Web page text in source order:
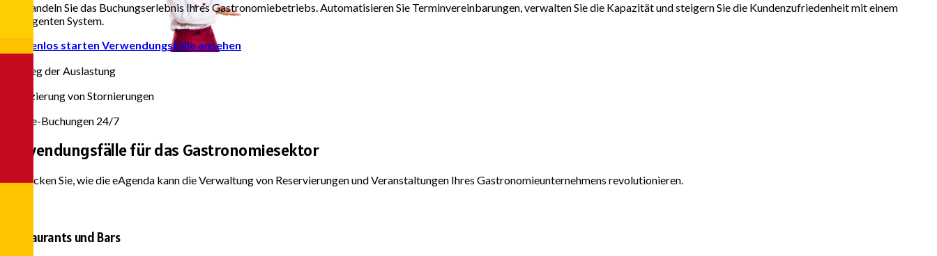
Verwandeln Sie das Buchungserlebnis Ihres Gastronomiebetriebs. Automatisieren Sie Terminvereinbarungen, verwalten Sie die Kapazität und steigern Sie die Kundenzufriedenheit mit einem
intelligenten System.
Kostenlos starten Verwendungsfälle ansehen
85%
Anstieg der Auslastung
Reduzierung von Stornierungen
Online-Buchungen 24/7
Anwendungsfälle für das Gastronomiesektor
Entdecken Sie, wie die eAgenda kann die Verwaltung von Reservierungen und Veranstaltungen Ihres Gastronomieunternehmens revolutionieren.
Restaurants und Bars